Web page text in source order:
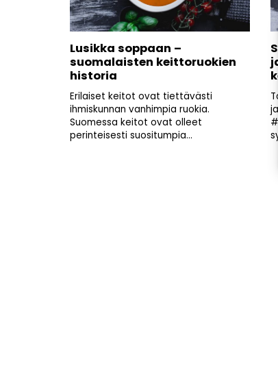
Lusikka soppaan –
suomalaisten keittoruokien
historia
Erilaiset keitot ovat tiettävästi
ihmiskunnan vanhimpia ruokia.
Suomessa keitot ovat olleet
perinteisesti suositumpia...